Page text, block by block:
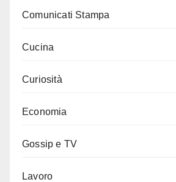
Comunicati Stampa
Cucina
Curiosità
Economia
Gossip e TV
Lavoro